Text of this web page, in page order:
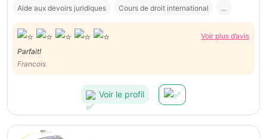
Aide aux devoirs juridiques Cours de droit international ...
Voir plus d’avis
Parfait!
Francois
Voir le profil